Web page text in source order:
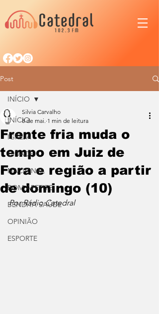
Post
INÍCIO
IGREJA
CIDADE
NACIONAL
BOM APETITE
BENDITA SAÚDE
OPINIÃO
ESPORTE
INÍCIO
Frente fria muda o
tempo em Juiz de
Fora e região a partir
de domingo (10)
Silvia Carvalho
8 de mai. 1 min de leitura
Por Rádio Catedral